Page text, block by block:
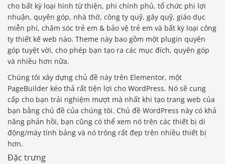
cho bất kỳ loại hình từ thiện, phi chính phủ, tổ chức phi lợi
nhuận, quyên góp, nhà thờ, công ty quỹ, gây quỹ, giáo dục
miễn phí, chăm sóc trẻ em & bảo vệ trẻ em và bất kỳ loại công
ty thiết kế web nào. Theme này bao gồm một plugin quyên
góp tuyệt vời, cho phép bạn tạo ra các mục đích, quyên góp
và nhiều hơn nữa.
Chúng tôi xây dựng chủ đề này trên Elementor, một
PageBuilder kéo thả rất tiện lợi cho WordPress. Nó sẽ cung
cấp cho bạn trải nghiệm mượt mà nhất khi tạo trang web của
bạn bằng chủ đề của chúng tôi. Chủ đề WordPress này có khả
năng phản hồi, bạn cũng có thể xem nó trên các thiết bị di
động/máy tính bảng và nó trông rất đẹp trên nhiều thiết bị
hơn.
Đặc trưng